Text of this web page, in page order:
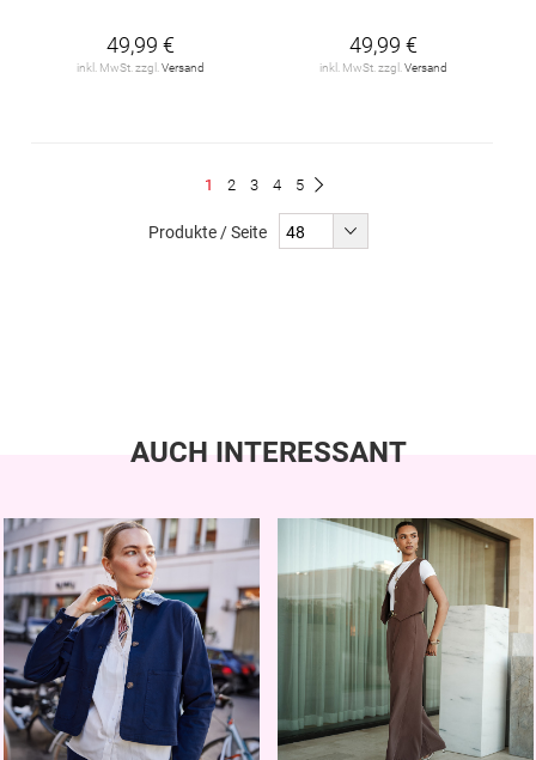
49,99 €
inkl. MwSt. zzgl. Versand
49,99 €
inkl. MwSt. zzgl. Versand
Du
1 Seite
2 Seite
3 Seite
4 Seite
5
Produkte / Seite
AUCH INTERESSANT